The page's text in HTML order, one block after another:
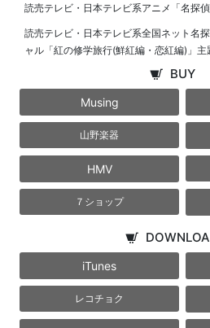
読売テレビ・日本テレビ系アニメ「名探
読売テレビ・日本テレビ系全国ネット名
ャル「紅の修学旅行(鮮紅編・恋紅編)」主
BUY
Musing
山野楽器
HMV
７ショップ
iTunes
レコチョク